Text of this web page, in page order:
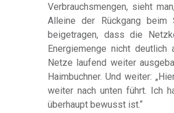
Verbrauchsmengen, sieht
Alleine der Rückgang beim
beigetragen, dass die
Energiemenge nicht deutlich
Netze laufend weiter
Haimbuchner. Und weiter:
weiter nach unten führt. Ich
überhaupt bewusst ist.“